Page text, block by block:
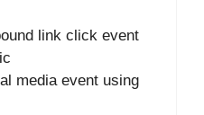
link click event
media event using